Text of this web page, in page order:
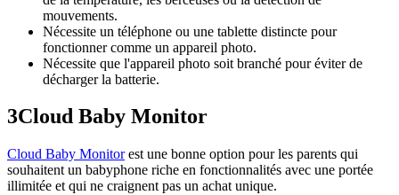
mouvements.
Nécessite un téléphone ou une tablette distincte pour
fonctionner comme un appareil photo.
Nécessite que l'appareil photo soit branché pour éviter de
décharger la batterie.
3Cloud Baby Monitor
Cloud Baby Monitorest une bonne option pour les parents qui
souhaitent un babyphone riche en fonctionnalités avec une portée
illimitée et qui ne craignent pas un achat unique.